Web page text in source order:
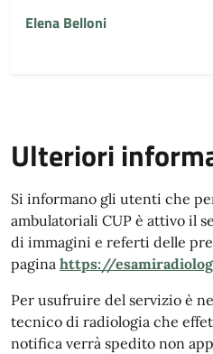
Elena Belloni
Ulteriori
Si informano gli utenti che
ambulatoriali CUP è attivo il
di immagini e referti delle
pagina https://
Per usufruire del servizio è
tecnico di radiologia che
notifica verrà spedito non